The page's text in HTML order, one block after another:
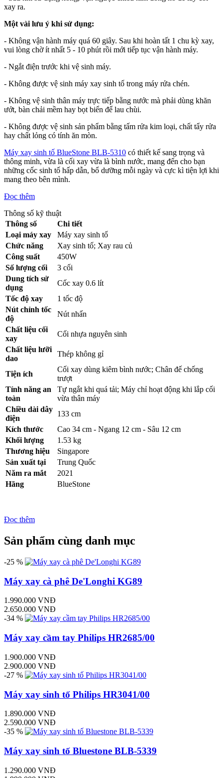
xay ra.
Một vài lưu ý khi sử dụng:
- Không vận hành máy quá 60 giây. Sau khi hoàn tất 1 chu kỳ xay,
vui lòng chờ ít nhất 5 - 10 phút rồi mới tiếp tục vận hành máy.
- Ngắt điện trước khi vệ sinh máy.
- Không được vệ sinh máy xay sinh tố trong máy rửa chén.
- Không vệ sinh thân máy trực tiếp bằng nước mà phải dùng khăn
ướt, bàn chải mềm hay bọt biển để lau chùi.
- Không được vệ sinh sản phẩm bằng tấm rửa kim loại, chất tẩy rửa
hay chất lỏng có tính ăn mòn.
Máy xay sinh tố BlueStone BLB-5310 có thiết kế sang trọng và
thông minh, vừa là cối xay vừa là bình nước, mang đến cho bạn
những cốc sinh tố hấp dẫn, bổ dưỡng mỗi ngày và cực kì tiện lợi khi
mang theo bên mình.
Đọc thêm
Thông số kỹ thuật
Thông số
Chi tiết
Loại máy xay
Máy xay sinh tố
Chức năng
Xay sinh tố; Xay rau củ
Công suất
450W
Số lượng cối
3 cối
Dung tích sử
dụng
Cốc xay 0.6 lít
Tốc độ xay
1 tốc độ
Nút chỉnh tốc
độ
Nút nhấn
Chất liệu cối
xay
Cối nhựa nguyên sinh
Chất liệu lưỡi
dao
Thép không gỉ
Tiện ích
Cối xay dùng kiêm bình nước; Chân đế chống
trượt
Tính năng an
toàn
Tự ngắt khi quá tải; Máy chỉ hoạt động khi lắp cối
vừa thân máy
Chiều dài dây
điện
133 cm
Kích thước
Cao 34 cm - Ngang 12 cm - Sâu 12 cm
Khối lượng
1.53 kg
Thương hiệu
Singapore
Sản xuất tại
Trung Quốc
Năm ra mắt
2021
Hãng
BlueStone
Đọc thêm
Sản phẩm cùng danh mục
-25 %
Máy xay cà phê De'Longhi KG89
1.990.000 VNĐ
2.650.000 VNĐ
-34 %
Máy xay cầm tay Philips HR2685/00
1.900.000 VNĐ
2.900.000 VNĐ
-27 %
Máy xay sinh tố Philips HR3041/00
1.890.000 VNĐ
2.590.000 VNĐ
-35 %
Máy xay sinh tố Bluestone BLB-5339
1.290.000 VNĐ